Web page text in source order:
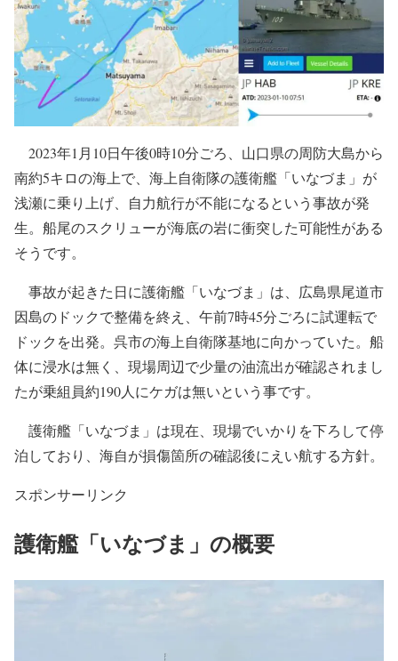
2023年1月10日午後0時10分ごろ、山口県の周防大島から
南約5キロの海上で、海上自衛隊の護衛艦「いなづま」が
浅瀬に乗り上げ、自力航行が不能になるという事故が発
生。船尾のスクリューが海底の岩に衝突した可能性がある
そうです。
事故が起きた日に護衛艦「いなづま」は、広島県尾道市
因島のドックで整備を終え、午前7時45分ごろに試運転で
ドックを出発。呉市の海上自衛隊基地に向かっていた。船
体に浸水は無く、現場周辺で少量の油流出が確認されまし
たが乗組員約190人にケガは無いという事です。
護衛艦「いなづま」は現在、現場でいかりを下ろして停
泊しており、海自が損傷箇所の確認後にえい航する方針。
スポンサーリンク
護衛艦「いなづま」の概要